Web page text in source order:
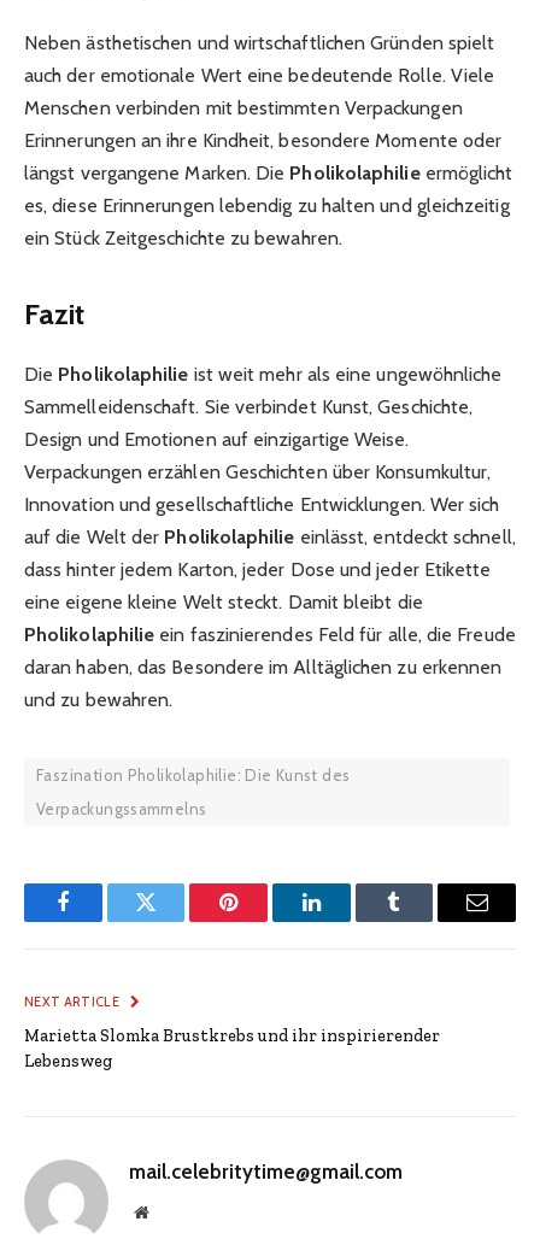
Neben ästhetischen und wirtschaftlichen Gründen spielt
auch der emotionale Wert eine bedeutende Rolle. Viele
Menschen verbinden mit bestimmten Verpackungen
Erinnerungen an ihre Kindheit, besondere Momente oder
längst vergangene Marken. Die Pholikolaphilieermöglicht
es, diese Erinnerungen lebendig zu halten und gleichzeitig
ein Stück Zeitgeschichte zu bewahren.
Fazit
Die Pholikolaphilie ist weit mehr als eine ungewöhnliche
Sammelleidenschaft. Sie verbindet Kunst, Geschichte,
Design und Emotionen auf einzigartige Weise.
Verpackungen erzählen Geschichten über Konsumkultur,
Innovation und gesellschaftliche Entwicklungen. Wer sich
auf die Welt der Pholikolaphilie einlässt, entdeckt schnell,
dass hinter jedem Karton, jeder Dose und jeder Etikette
eine eigene kleine Welt steckt. Damit bleibt die
Pholikolaphilie ein faszinierendes Feld für alle, die Freude
daran haben, das Besondere im Alltäglichen zu erkennen
und zu bewahren.
Faszination Pholikolaphilie: Die Kunst des
Verpackungssammelns
FacebookTwitter Pinterest LinkedInTumblr Email
NEXT ARTICLE
Marietta Slomka Brustkrebs und ihr inspirierender
Lebensweg
mail.celebritytime@gmail.com
Website